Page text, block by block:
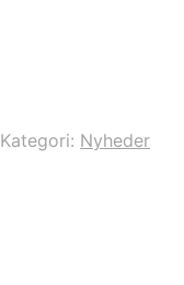
Kategori: Nyheder